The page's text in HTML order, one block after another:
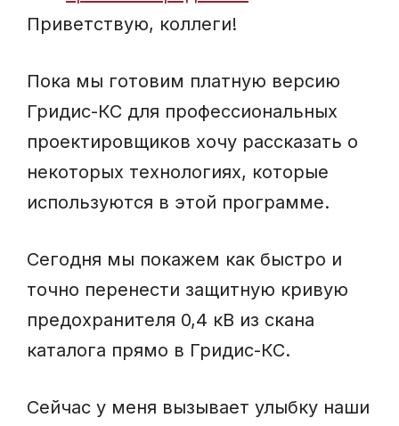
Приветствую, коллеги!
Пока мы готовим платную версию
Гридис-КС для профессиональных
проектировщиков хочу рассказать о
некоторых технологиях, которые
используются в этой программе.
Сегодня мы покажем как быстро и
точно перенести защитную кривую
предохранителя 0,4 кВ из скана
каталога прямо в Гридис-КС.
Сейчас у меня вызывает улыбку наши